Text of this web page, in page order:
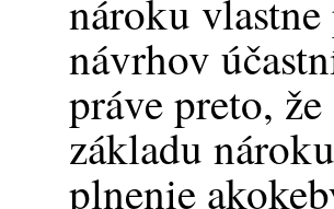
nároku
návrhov
práve preto,
základu
plnenie